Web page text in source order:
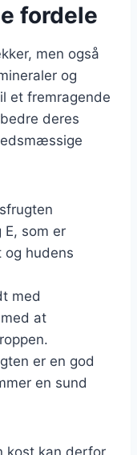
fordele
men også
og
et fremragende
deres
E, som er
og hudens
med
at
er en god
en sund
kost kan derfor